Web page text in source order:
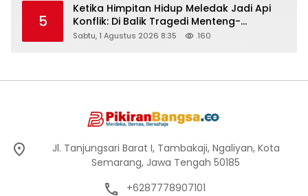
5
Ketika Himpitan Hidup Meledak Jadi Api
Konflik: Di Balik Tragedi Menteng-
Matraman Hingga Maling Ayam di Bali
Sabtu, 1 Agustus 2026 8:35 160
Jl. Tanjungsari Barat I, Tambakaji, Ngaliyan, Kota
Semarang, Jawa Tengah 50185
+6287778907101